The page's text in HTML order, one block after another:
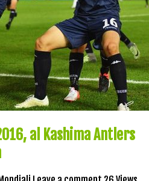
al Kashima Antlers